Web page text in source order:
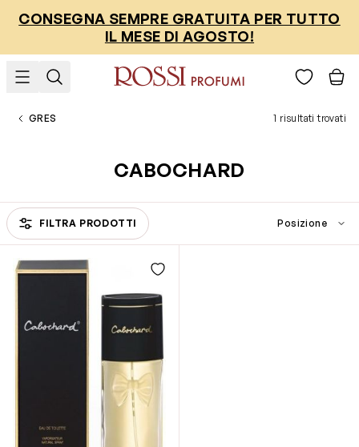
CONSEGNA SEMPRE GRATUITA PER TUTTO
IL MESE DI AGOSTO!
GRES 1 risultati trovati
CABOCHARD
FILTRA PRODOTTI
Passa all'elenco prodotti